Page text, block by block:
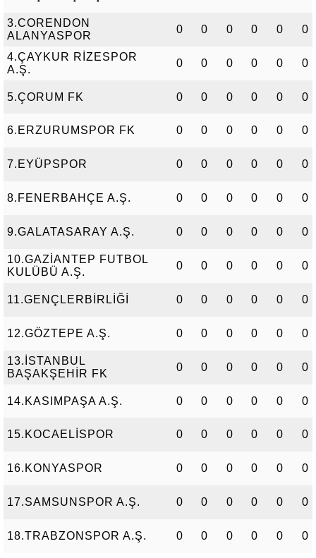
3.CORENDON
ALANYASPOR
0 0 0 0 0 0
4.ÇAYKUR RİZESPOR
A.Ş.
0 0 0 0 0 0
5.ÇORUM FK 0 0 0 0 0 0
6.ERZURUMSPOR FK 0 0 0 0 0 0
7.EYÜPSPOR 0 0 0 0 0 0
8.FENERBAHÇE A.Ş. 0 0 0 0 0 0
9.GALATASARAY A.Ş. 0 0 0 0 0 0
10.GAZİANTEP FUTBOL
KULÜBÜ A.Ş.
0 0 0 0 0 0
11.GENÇLERBİRLİĞİ 0 0 0 0 0 0
12.GÖZTEPE A.Ş. 0 0 0 0 0 0
13.İSTANBUL
BAŞAKŞEHİR FK
0 0 0 0 0 0
14.KASIMPAŞA A.Ş. 0 0 0 0 0 0
15.KOCAELİSPOR 0 0 0 0 0 0
16.KONYASPOR 0 0 0 0 0 0
17.SAMSUNSPOR A.Ş. 0 0 0 0 0 0
18.TRABZONSPOR A.Ş. 0 0 0 0 0 0